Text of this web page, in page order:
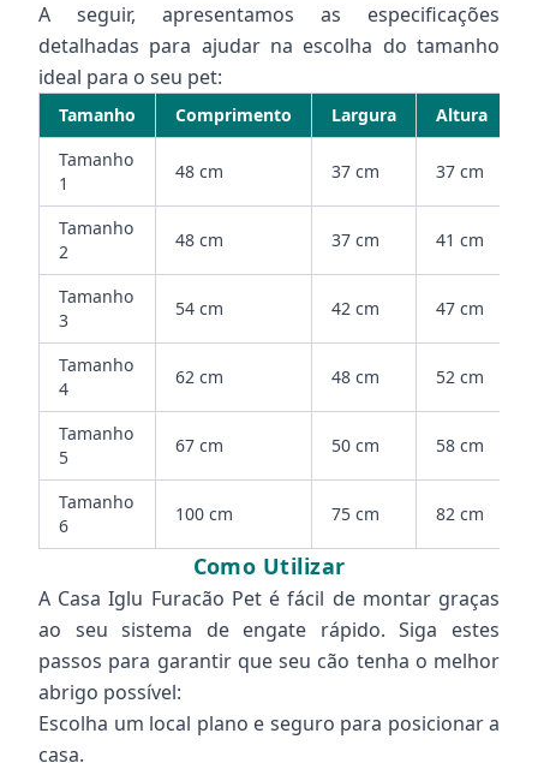
A seguir, apresentamos as especificações
detalhadas para ajudar na escolha do tamanho
ideal para o seu pet:
Tamanho Comprimento Largura
Altura
Tamanho
1
48 cm 37 cm 37 cm
Tamanho
2
48 cm 37 cm 41 cm
Tamanho
3
54 cm 42 cm 47 cm
Tamanho
4
62 cm 48 cm 52 cm
Tamanho
5
67 cm 50 cm 58 cm
Tamanho
6
100 cm 75 cm 82 cm
Como Utilizar
A Casa Iglu Furacão Pet é fácil de montar graças
ao seu sistema de engate rápido. Siga estes
passos para garantir que seu cão tenha o melhor
abrigo possível:
Escolha um local plano e seguro para posicionar a
casa.